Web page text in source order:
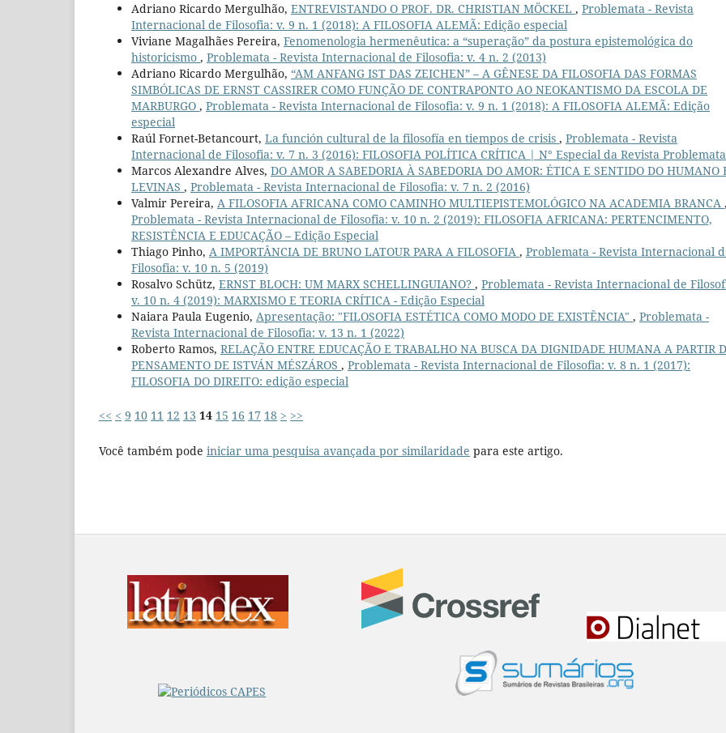
Adriano Ricardo Mergulhão, ENTREVISTANDO O PROF. DR. CHRISTIAN MÖCKEL , Problemata - Revista
Internacional de Filosofia: v. 9 n. 1 (2018): A FILOSOFIA ALEMÃ: Edição especial
Viviane Magalhães Pereira, Fenomenologia hermenêutica: a “superação” da postura epistemológica do
historicismo , Problemata - Revista Internacional de Filosofia: v. 4 n. 2 (2013)
Adriano Ricardo Mergulhão, “AM ANFANG IST DAS ZEICHEN” – A GÊNESE DA FILOSOFIA DAS FORMAS
SIMBÓLICAS DE ERNST CASSIRER COMO FUNÇÃO DE CONTRAPONTO AO NEOKANTISMO DA ESCOLA DE
MARBURGO , Problemata - Revista Internacional de Filosofia: v. 9 n. 1 (2018): A FILOSOFIA ALEMÃ: Edição
especial
Raúl Fornet-Betancourt, La función cultural de la filosofía en tiempos de crisis , Problemata - Revista
Internacional de Filosofia: v. 7 n. 3 (2016): FILOSOFIA POLÍTICA CRÍTICA | N° Especial da Revista Problemata
Marcos Alexandre Alves, DO AMOR A SABEDORIA À SABEDORIA DO AMOR: ÉTICA E SENTIDO DO HUMANO
LEVINAS , Problemata - Revista Internacional de Filosofia: v. 7 n. 2 (2016)
Valmir Pereira, A FILOSOFIA AFRICANA COMO CAMINHO MULTIEPISTEMOLÓGICO NA ACADEMIA BRANCA
Problemata - Revista Internacional de Filosofia: v. 10 n. 2 (2019): FILOSOFIA AFRICANA: PERTENCIMENTO,
RESISTÊNCIA E EDUCAÇÃO – Edição Especial
Thiago Pinho, A IMPORTÂNCIA DE BRUNO LATOUR PARA A FILOSOFIA , Problemata - Revista Internacional
Filosofia: v. 10 n. 5 (2019)
Rosalvo Schütz, ERNST BLOCH: UM MARX SCHELLINGUIANO? , Problemata - Revista Internacional de
v. 10 n. 4 (2019): MARXISMO E TEORIA CRÍTICA - Edição Especial
Naiara Paula Eugenio, Apresentação: "FILOSOFIA ESTÉTICA COMO MODO DE EXISTÊNCIA" , Problemata -
Revista Internacional de Filosofia: v. 13 n. 1 (2022)
Roberto Ramos, RELAÇÃO ENTRE EDUCAÇÃO E TRABALHO NA BUSCA DA DIGNIDADE HUMANA A PARTIR
PENSAMENTO DE ISTVÁN MÉSZÁROS , Problemata - Revista Internacional de Filosofia: v. 8 n. 1 (2017):
FILOSOFIA DO DIREITO: edição especial
<< < 9 10 11 12 13 14 15 16 17 18 > >>
Você também pode iniciar uma pesquisa avançada por similaridade para este artigo.